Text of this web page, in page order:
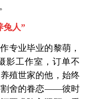
兔人”
专业毕业的黎萌，
影工作室，订单不
殖世家的他，始终
割舍的眷恋——彼时